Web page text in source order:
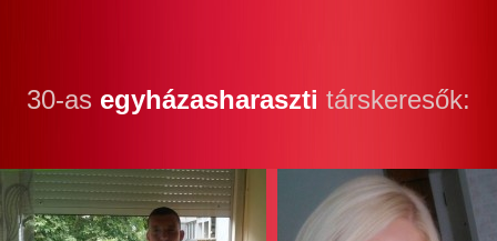
30-as egyházasharaszti társkeresők: